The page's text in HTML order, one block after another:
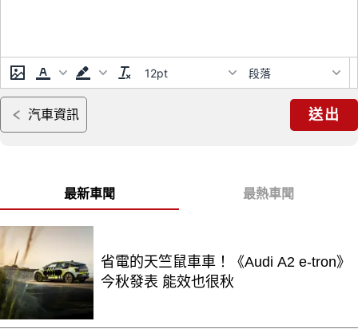
12pt 段落
汽車資訊 送出
最新車聞 最熱車聞
省電的天竺鼠車車！《Audi A2 e-tron》
今秋發表 能效也很秋